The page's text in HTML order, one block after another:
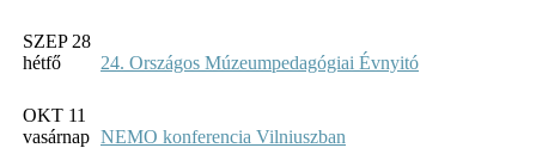
SZEP 28
hétfő
24. Országos Múzeumpedagógiai Évnyitó
OKT 11
vasárnap NEMO konferencia Vilniuszban